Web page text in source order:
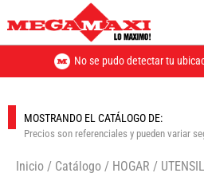
No se pudo detectar tu
MOSTRANDO EL CATÁLOGO DE:
Precios son referenciales y pueden variar
Inicio / Catálogo / HOGAR /